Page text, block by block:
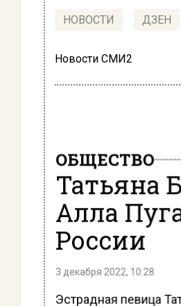
НОВОСТИ ДЗЕН
Новости СМИ2
ОБЩЕСТВО
Татьяна
Алла
России
3 декабря 2022, 10:28
Эстрадная певица